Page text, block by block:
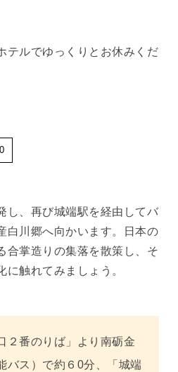
テルでゆっくりとお休みくだ
し、再び城端駅を経由してバ
白川郷へ向かいます。日本の
合掌造りの集落を散策し、そ
に触れてみましょう。
２番のりば」より南砺金
バス）で約６0分、「城端